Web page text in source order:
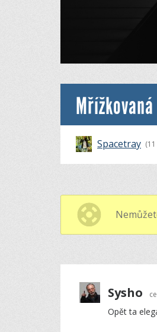
Mřížkovaná
Spacetray
Sysho
Opět ta